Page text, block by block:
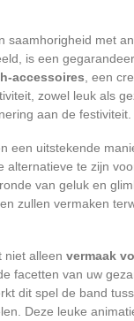
saamhorigheid met
is een
accessoires , een
zowel leuk als
aan de festiviteit.
een uitstekende
alternatieve te zijn
van geluk en
zullen vermaken
niet alleen vermaak
facetten van uw
dit spel de band
Deze leuke